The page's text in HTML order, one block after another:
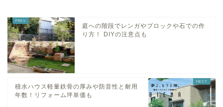
庭への階段でレンガやブロックや石での作
り方！ DIYの注意点も
積水ハウス軽量鉄骨の厚みや防音性と耐用
年数！リフォーム坪単価も